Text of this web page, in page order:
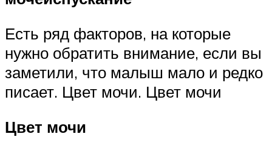
Есть ряд факторов, на которые
нужно обратить внимание, если вы
заметили, что малыш мало и редко
писает. Цвет мочи. Цвет мочи
Цвет мочи